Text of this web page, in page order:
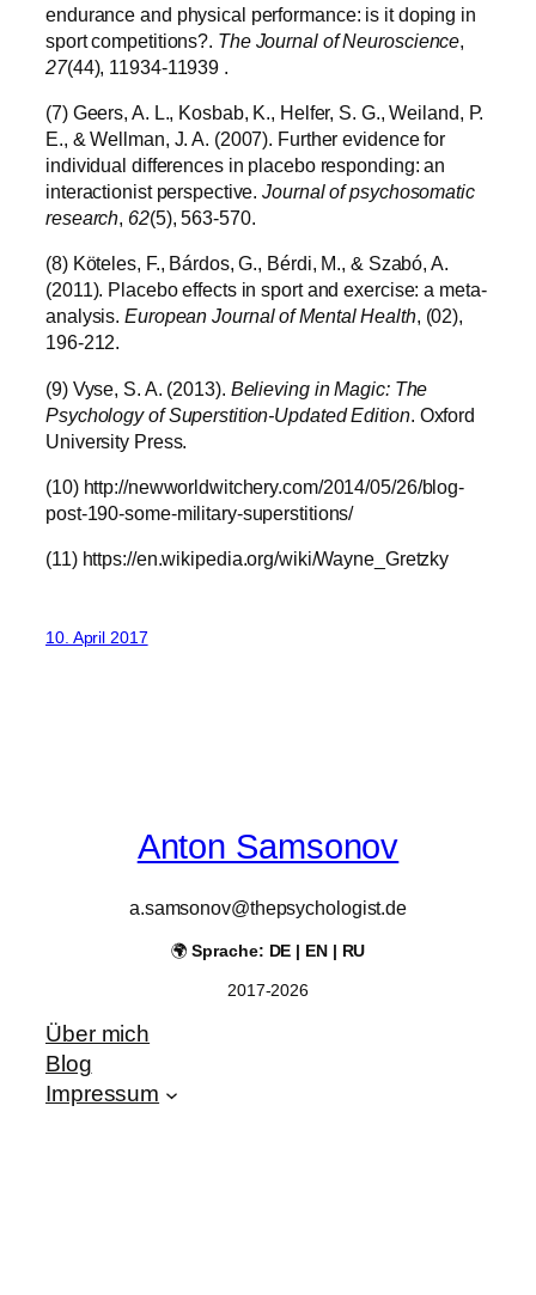
endurance and physical performance: is it doping in
sport competitions?. The Journal of Neuroscience,
27(44), 11934-11939 .
(7) Geers, A. L., Kosbab, K., Helfer, S. G., Weiland, P.
E., & Wellman, J. A. (2007). Further evidence for
individual differences in placebo responding: an
interactionist perspective.Journal of psychosomatic
research, 62(5), 563-570.
(8) Köteles, F., Bárdos, G., Bérdi, M., & Szabó, A.
(2011). Placebo effects in sport and exercise: a meta-
analysis.European Journal of Mental Health, (02),
196-212.
(9) Vyse, S. A. (2013). Believing in Magic: The
Psychology of Superstition-Updated Edition. Oxford
University Press.
(10) http://newworldwitchery.com/2014/05/26/blog-
post-190-some-military-superstitions/
(11) https://en.wikipedia.org/wiki/Wayne_Gretzky
10. April 2017
Anton Samsonov
a.samsonov@thepsychologist.de
🌍Sprache: DE | EN | RU
2017-2026
Über mich
Blog
Impressum